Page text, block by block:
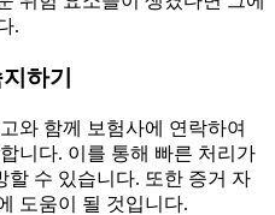
.
하기
와 함께 보험사에 연락하여
니다. 이를 통해 빠른 처리가
할 수 있습니다. 또한 증거 자
도움이 될 것입니다.